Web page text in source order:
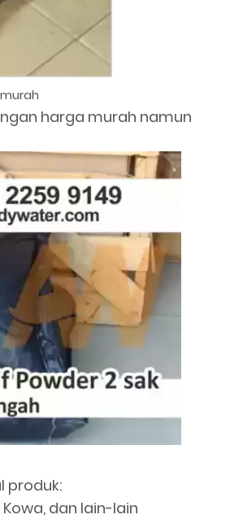
harga murah namun
produk:
dan lain-lain